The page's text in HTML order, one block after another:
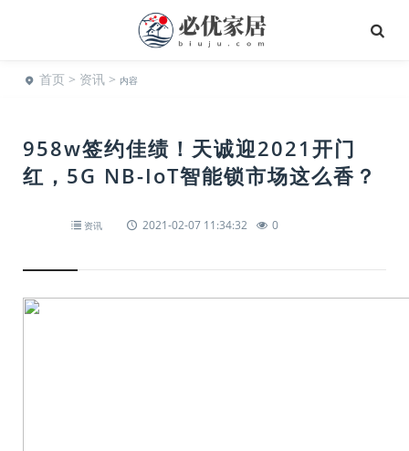
首页 > 资讯 > 内容
958w签约佳绩！天诚迎2021开门
红，5G NB-IoT智能锁市场这么香？
资讯 2021-02-07 11:34:32 0